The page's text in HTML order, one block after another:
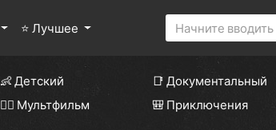
⭐ Лучшее
👶 Детский 📑 Документальный
🧚‍♀️ Мультфильм 🎒 Приключения